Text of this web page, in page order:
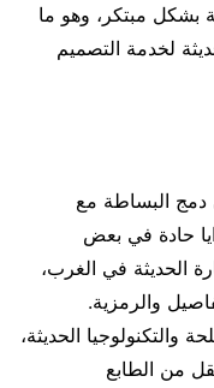
بشكل مبتكر، وهو ما
لخدمة التصميم
دمج البساطة مع
حادة في بعض
الحديثة في الغرب،
والرمزية.
والتكنولوجيا الحديثة،
من الطابع